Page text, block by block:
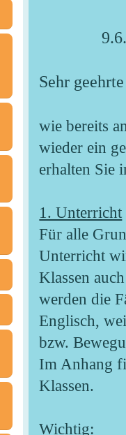
Sehr
wie bereits
wieder ein
erhalten Sie
1. Unterricht
Für alle
Unterricht
Klassen
werden die
Englisch,
bzw.
Im Anhang
Klassen.
Wichtig: